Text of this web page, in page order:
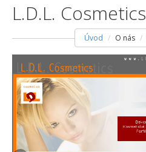
L.D.L. Cosmetics
Úvod O nás